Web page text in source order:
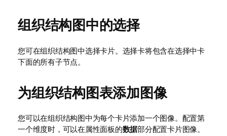
组织结构图中的选择
您可在组织结构图中选择卡片。选择卡将包含在选择中卡
下面的所有子节点。
为组织结构图表添加图像
您可以在组织结构图中为每个卡片添加一个图像。配置第
一个维度时，可以在属性面板的数据部分配置卡片图像。